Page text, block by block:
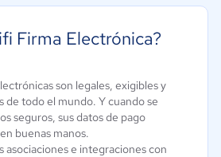
Firma Electrónica?
son legales, exigibles y
de todo el mundo. Y cuando se
seguros, sus datos de pago
buenas manos.
asociaciones e integraciones con